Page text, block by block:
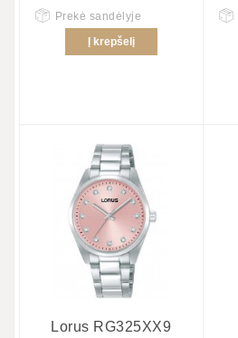
Prekė sandėlyje
Į krepšelį
Lorus RG325XX9